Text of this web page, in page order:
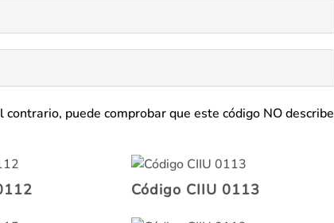
puede comprobar que este código NO describe
Código CIIU 0113